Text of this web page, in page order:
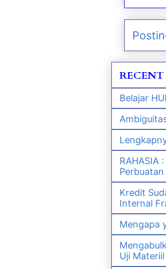
Belajar
RAHASIA
Perbuatan
Kredit
Internal
Mengapa
Uji Materiil